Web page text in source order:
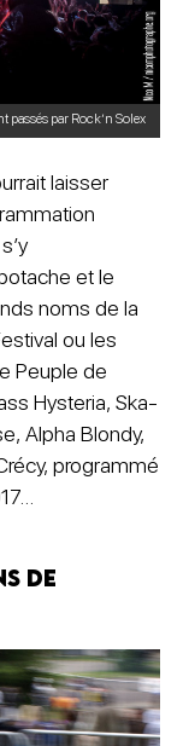
par Rock’n Solex
laisser
et le
noms de la
ou les
Peuple de
Hysteria, Ska-
Alpha Blondy,
programmé
de